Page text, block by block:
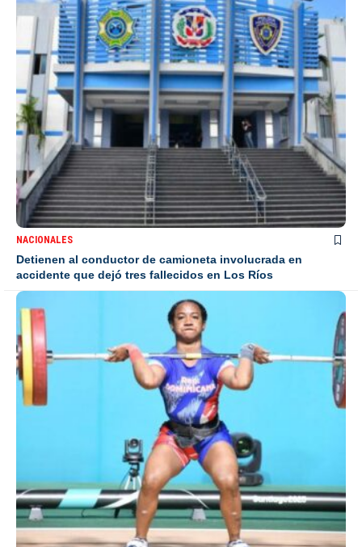
NACIONALES
Detienen al conductor de camioneta involucrada en
accidente que dejó tres fallecidos en Los Ríos